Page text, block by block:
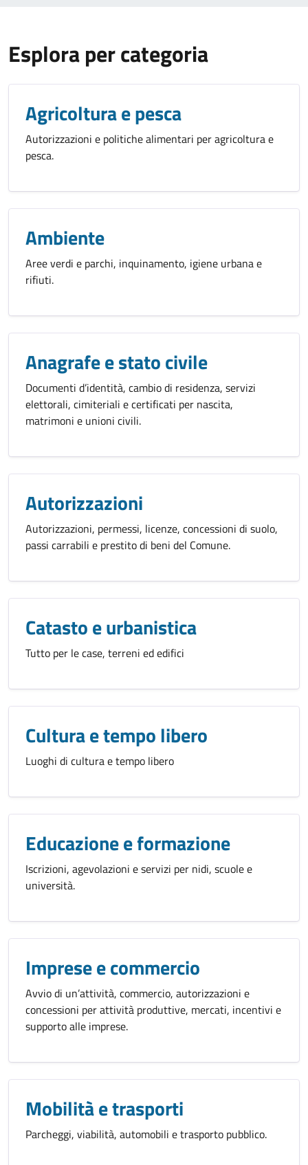
Esplora per categoria
Agricoltura e pesca
Autorizzazioni e politiche alimentari per agricoltura e
pesca.
Ambiente
Aree verdi e parchi, inquinamento, igiene urbana e
rifiuti.
Anagrafe e stato civile
Documenti d’identità, cambio di residenza, servizi
elettorali, cimiteriali e certificati per nascita,
matrimoni e unioni civili.
Autorizzazioni
Autorizzazioni, permessi, licenze, concessioni di suolo,
passi carrabili e prestito di beni del Comune.
Catasto e urbanistica
Tutto per le case, terreni ed edifici
Cultura e tempo libero
Luoghi di cultura e tempo libero
Educazione e formazione
Iscrizioni, agevolazioni e servizi per nidi, scuole e
università.
Imprese e commercio
Avvio di un’attività, commercio, autorizzazioni e
concessioni per attività produttive, mercati, incentivi e
supporto alle imprese.
Mobilità e trasporti
Parcheggi, viabilità, automobili e trasporto pubblico.